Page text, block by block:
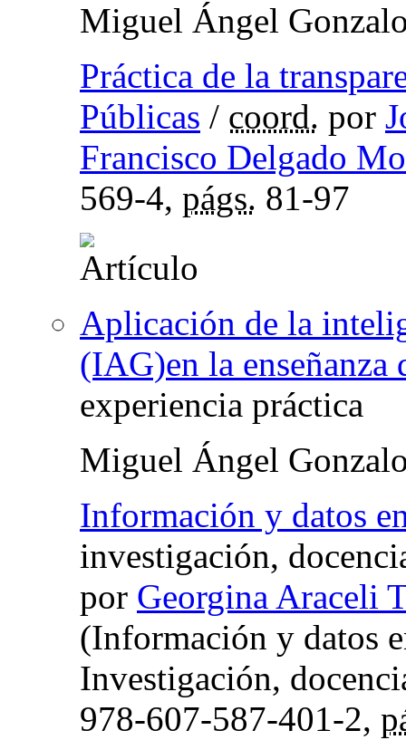
Miguel Ángel
Práctica de la
Públicas / coord. por
Francisco Delgado
569-4, págs. 81-97
Aplicación de la
(IAG)en la enseñanza
experiencia práctica
Miguel Ángel
Información y datos
investigación,
por Georgina Araceli
(Información y datos
Investigación,
978-607-587-401-2,